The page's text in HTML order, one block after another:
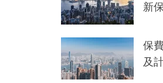
新
保
及